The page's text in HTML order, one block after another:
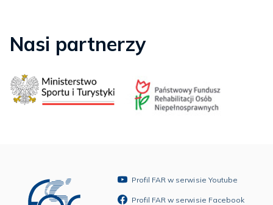
Nasi partnerzy
Profil FAR w serwisie Youtube
Profil FAR w serwisie Facebook